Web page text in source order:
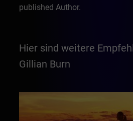
published Author.
Hier sind weitere
Gillian Burn